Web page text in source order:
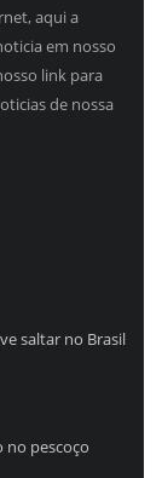
aqui a
em nosso
link para
de nossa
saltar no Brasil
no pescoço